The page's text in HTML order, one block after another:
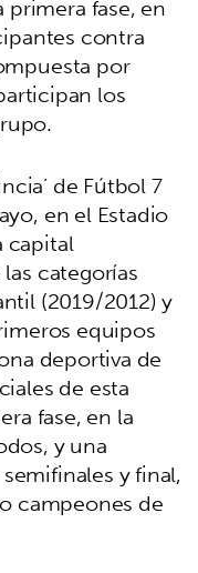
contra
por
los
de Fútbol 7
en el Estadio
capital
categorías
(2019/2012) y
equipos
deportiva de
de esta
fase, en la
y una
y final,
campeones de